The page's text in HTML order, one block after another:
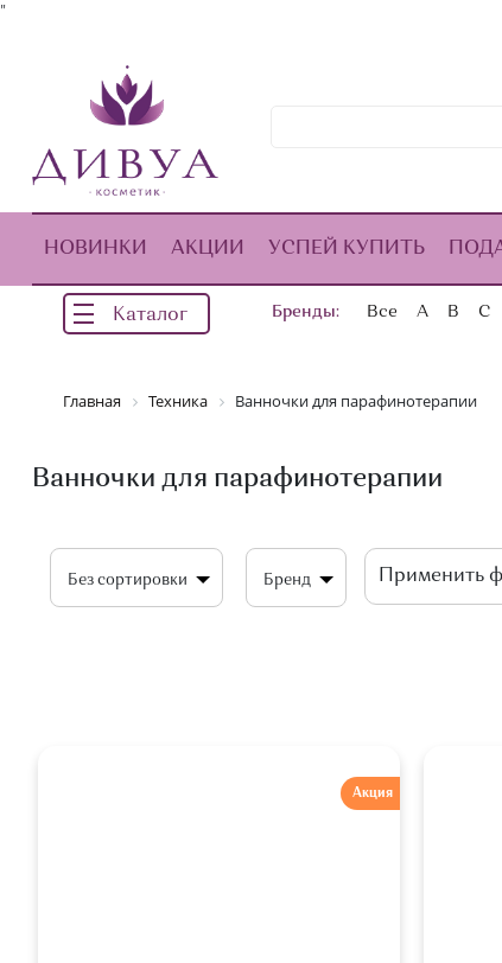
"
НОВИНКИ АКЦИИ УСПЕЙ КУПИТЬ
Каталог Бренды: Все A B C
Главная Техника Ванночки для парафинотерапии
Ванночки для парафинотерапии
Без сортировки Бренд
Акция